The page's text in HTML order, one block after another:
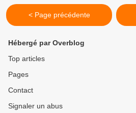
< Page précédente
Hébergé par Overblog
Top articles
Pages
Contact
Signaler un abus